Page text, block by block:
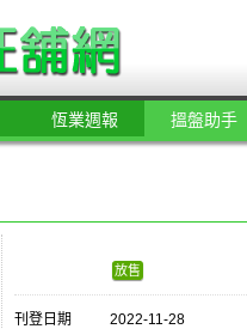
恆業週報 搵盤助手
放售
刊登日期 2022-11-28